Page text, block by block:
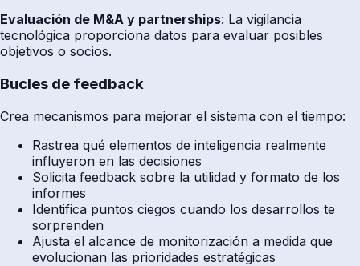
Evaluación de M&A y partnerships: La vigilancia
tecnológica proporciona datos para evaluar posibles
objetivos o socios.
Bucles de feedback
Crea mecanismos para mejorar el sistema con el tiempo:
Rastrea qué elementos de inteligencia realmente
influyeron en las decisiones
Solicita feedback sobre la utilidad y formato de los
informes
Identifica puntos ciegos cuando los desarrollos te
sorprenden
Ajusta el alcance de monitorización a medida que
evolucionan las prioridades estratégicas